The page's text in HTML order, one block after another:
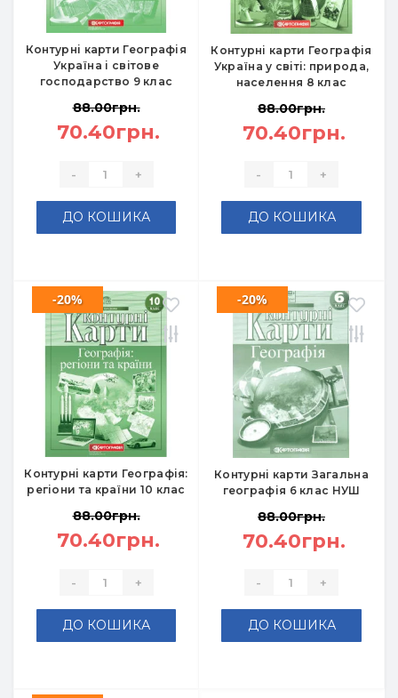
Контурні карти Географія
Україна і світове
господарство 9 клас
88.00грн.
70.40грн.
- +
ДО КОШИКА
Контурні карти Географія
Україна у світі: природа,
населення 8 клас
88.00грн.
70.40грн.
- +
ДО КОШИКА
Контурні карти Географія:
регіони та країни 10 клас
-20%
88.00грн.
70.40грн.
- +
ДО КОШИКА
Контурні карти Загальна
географія 6 клас НУШ
-20%
88.00грн.
70.40грн.
- +
ДО КОШИКА